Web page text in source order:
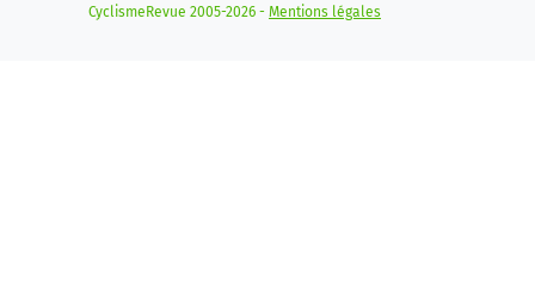
CyclismeRevue 2005-2026 - Mentions légales